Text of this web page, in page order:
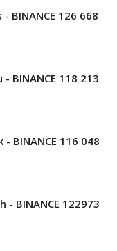
126 668
BINANCE 118 213
BINANCE 116 048
BINANCE 122973